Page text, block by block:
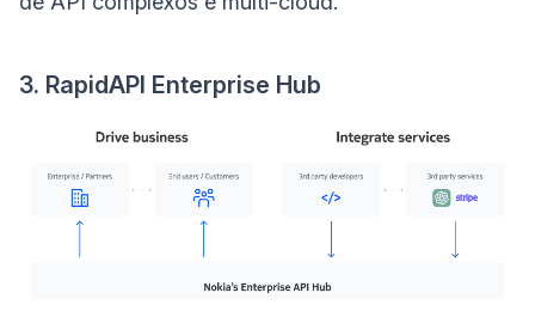
3. RapidAPI Enterprise Hub